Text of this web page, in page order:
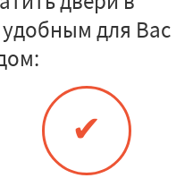
для Вас
✔